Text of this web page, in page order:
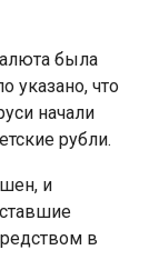
была
указано, что
начали
рубли.
и
в